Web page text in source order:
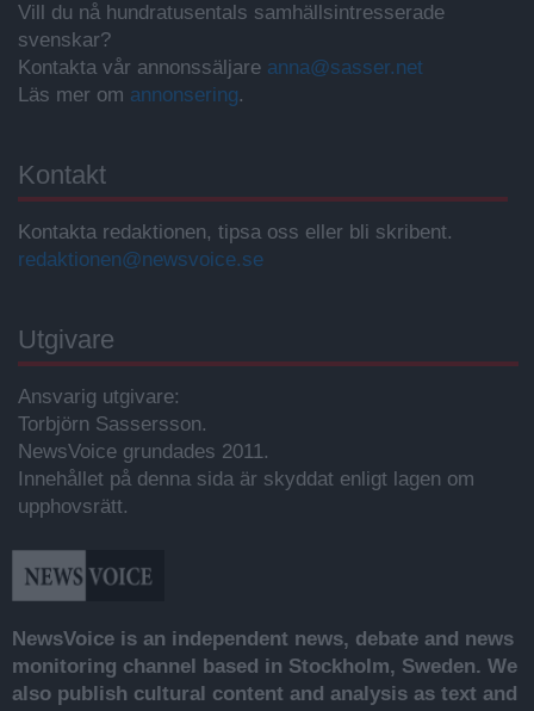
Vill du nå hundratusentals samhällsintresserade
svenskar?
Kontakta vår annonssäljare anna@sasser.net
Läs mer om annonsering.
Kontakt
Kontakta redaktionen, tipsa oss eller bli skribent.
redaktionen@newsvoice.se
Utgivare
Ansvarig utgivare:
Torbjörn Sassersson.
NewsVoice grundades 2011.
Innehållet på denna sida är skyddat enligt lagen om
upphovsrätt.
NewsVoice is an independent news, debate and news
monitoring channel based in Stockholm, Sweden. We
also publish cultural content and analysis as text and